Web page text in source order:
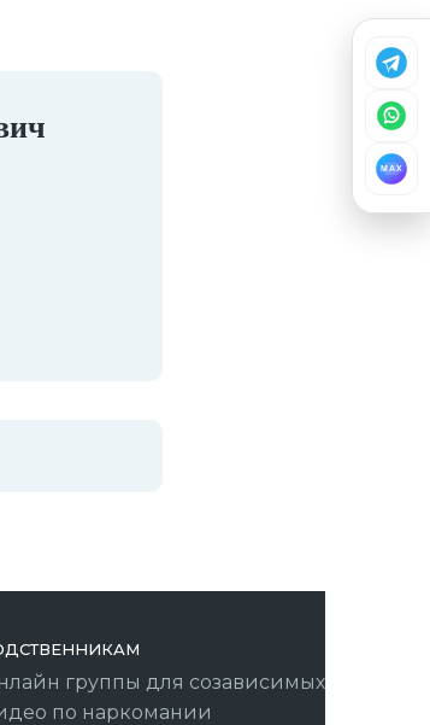
группы для созависимых
по наркомании
MAX